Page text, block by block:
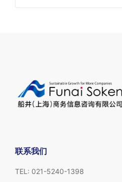
联系我们
TEL: 021-5240-1398